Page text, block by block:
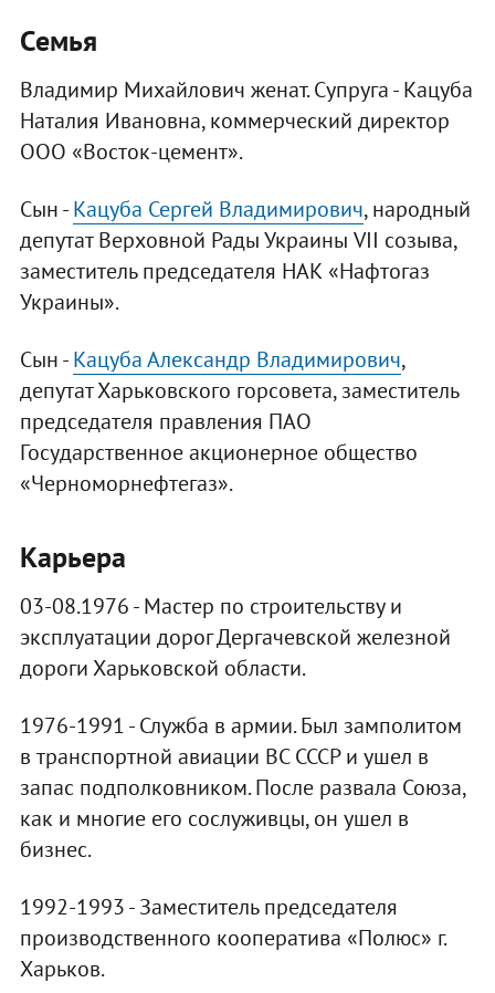
Семья
Владимир Михайлович женат. Супруга - Кацуба
Наталия Ивановна, коммерческий директор
ООО «Восток-цемент».
Сын -Кацуба Сергей Владимирович, народный
депутат Верховной Рады Украины VII созыва,
заместитель председателя НАК «Нафтогаз
Украины».
Сын -Кацуба Александр Владимирович,
депутат Харьковского горсовета, заместитель
председателя правления ПАО
Государственное акционерное общество
«Черноморнефтегаз».
Карьера
03-08.1976 - Мастер по строительству и
эксплуатации дорог Дергачевской железной
дороги Харьковской области.
1976-1991 - Служба в армии. Был замполитом
в транспортной авиации ВС СССР и ушел в
запас подполковником. После развала Союза,
как и многие его сослуживцы, он ушел в
бизнес.
1992-1993 - Заместитель председателя
производственного кооператива «Полюс» г.
Харьков.